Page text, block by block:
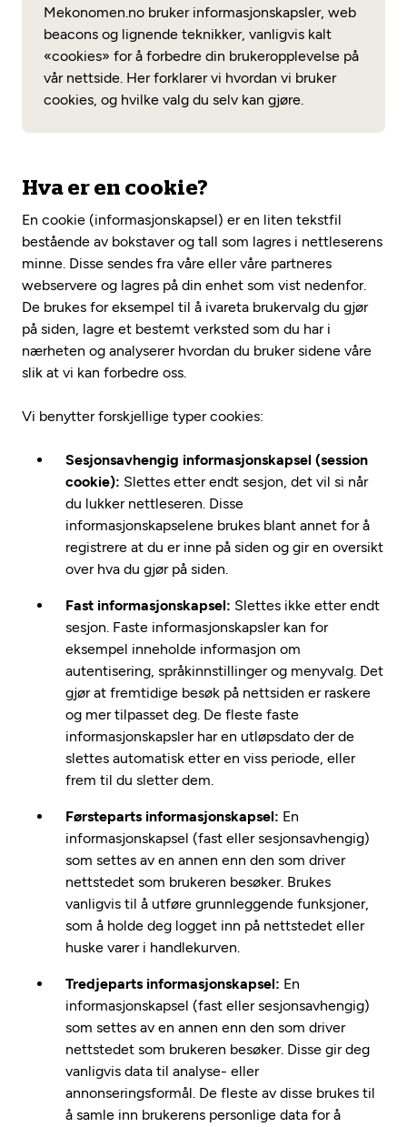
Diagnose/Feilsøking
Se alle (52) tjenester her
Les mer
Mekonomen Fleet
Les mer
Fritt verkstedvalg
Lønnsomt valg
Mobilitetsgaranti
Nybilgaranti og fabrikkgaranti
Opprett en konto
Mekonomen.no bruker informasjonskapsler, web
beacons og lignende teknikker, vanligvis kalt
«cookies» for å forbedre din brukeropplevelse på
vår nettside. Her forklarer vi hvordan vi bruker
cookies, og hvilke valg du selv kan gjøre.
Hva er en cookie?
En cookie (informasjonskapsel) er en liten tekstfil
bestående av bokstaver og tall som lagres i nettleserens
minne. Disse sendes fra våre eller våre partneres
webservere og lagres på din enhet som vist nedenfor.
De brukes for eksempel til å ivareta brukervalg du gjør
på siden, lagre et bestemt verksted som du har i
nærheten og analyserer hvordan du bruker sidene våre
slik at vi kan forbedre oss.
Vi benytter forskjellige typer cookies:
Sesjonsavhengig informasjonskapsel (session
cookie): Slettes etter endt sesjon, det vil si når
du lukker nettleseren. Disse
informasjonskapselene brukes blant annet for å
registrere at du er inne på siden og gir en oversikt
over hva du gjør på siden.
Fast informasjonskapsel: Slettes ikke etter endt
sesjon. Faste informasjonskapsler kan for
eksempel inneholde informasjon om
autentisering, språkinnstillinger og menyvalg. Det
gjør at fremtidige besøk på nettsiden er raskere
og mer tilpasset deg. De fleste faste
informasjonskapsler har en utløpsdato der de
slettes automatisk etter en viss periode, eller
frem til du sletter dem.
Førsteparts informasjonskapsel: En
informasjonskapsel (fast eller sesjonsavhengig)
som settes av en annen enn den som driver
nettstedet som brukeren besøker. Brukes
vanligvis til å utføre grunnleggende funksjoner,
som å holde deg logget inn på nettstedet eller
huske varer i handlekurven.
Tredjeparts informasjonskapsel: En
informasjonskapsel (fast eller sesjonsavhengig)
som settes av en annen enn den som driver
nettstedet som brukeren besøker. Disse gir deg
vanligvis data til analyse- eller
annonseringsformål. De fleste av disse brukes til
å samle inn brukerens personlige data for å